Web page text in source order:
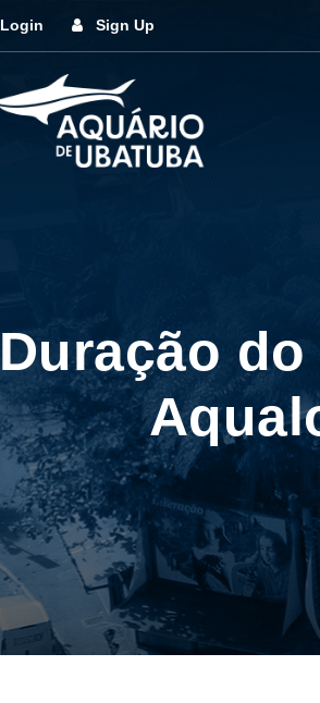
Login Sign Up
Duração